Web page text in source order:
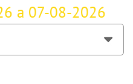
a 07-08-2026